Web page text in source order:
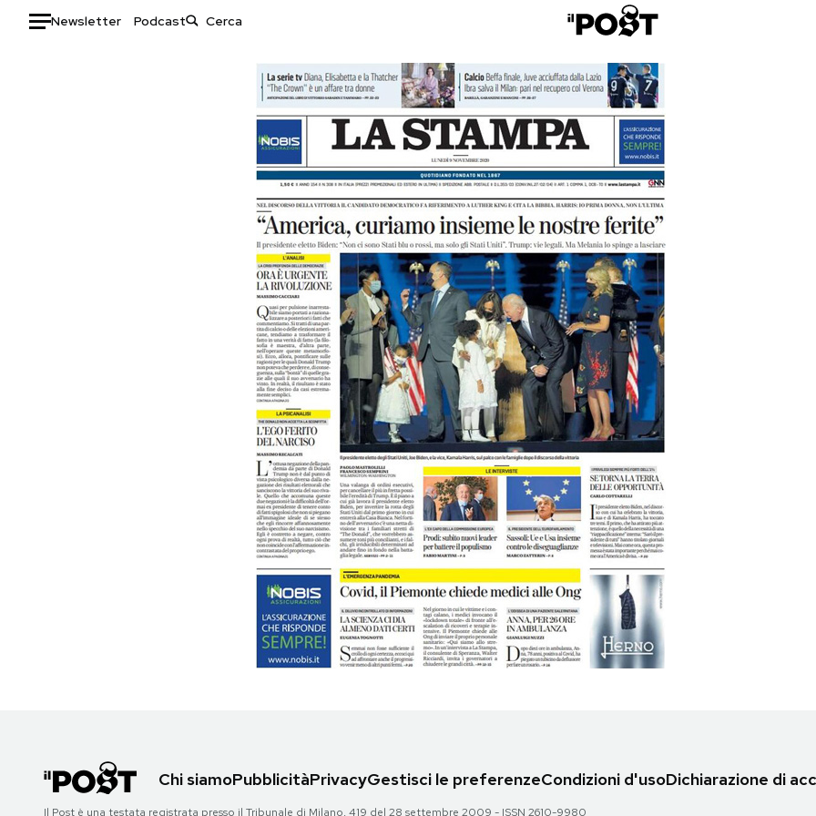
Newsletter Podcast
Auto
Moda
Consumismi
Storie/Idee
Ok Boomer!
Media
Europa
Altrecose
Mondiali calcio 2026
Area Personale
Newsletter
Chi siamoPubblicitàPrivacyGestisci le preferenzeCondizioni d'usoDichiarazione di
Il Post è una testata registrata presso il Tribunale di Milano, 419 del 28 settembre 2009 - ISSN 2610-9980